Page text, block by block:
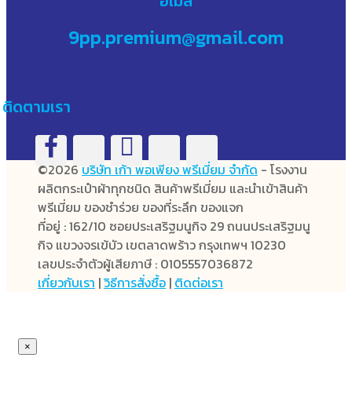
9pp.premium@gmail.com
ติดตามเรา
©2026 บริษัท เก้า พอเพียง พรีเมี่ยม จำกัด - โรงงาน
ผลิตกระเป๋าผ้าทุกชนิด สินค้าพรีเมี่ยม และนำเข้าสินค้า
พรีเมี่ยม ของชำร่วย ของที่ระลึก ของแจก
ที่อยู่ : 162/10 ซอยประเสริฐมนูกิจ 29 ถนนประเสริฐมนู
กิจ แขวงจรเข้บัว เขตลาดพร้าว กรุงเทพฯ 10230
เลขประจำตัวผู้เสียภาษี : 0105557036872
เกี่ยวกับเรา |วิธีการสั่งซื้อ | ติดต่อเรา
×